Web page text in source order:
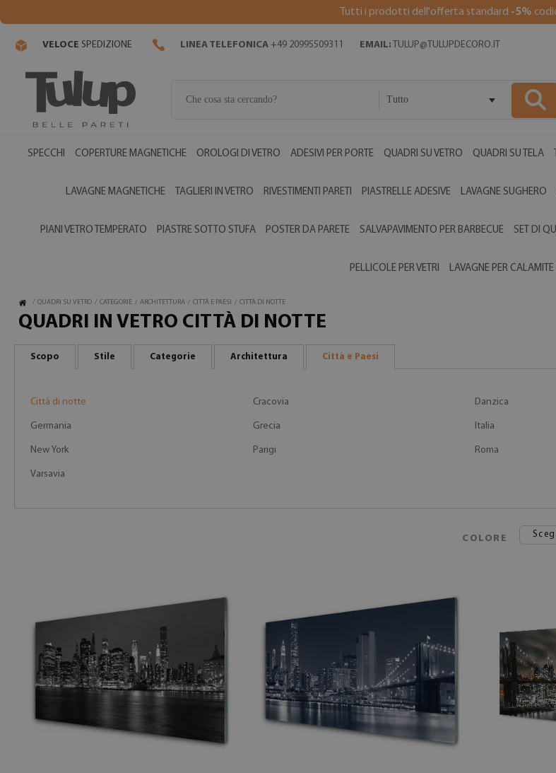
Tutti i prodotti dell'offerta standard -5%
VELOCE SPEDIZIONE LINEA TELEFONICA +49 20995509311 EMAIL: TULUP@TULUPDECORO.IT
Tutto
SPECCHI COPERTURE MAGNETICHE OROLOGI DI VETRO ADESIVI PER PORTE QUADRI SU VETRO QUADRI SU TELA
LAVAGNE MAGNETICHE TAGLIERI IN VETRO RIVESTIMENTI PARETI PIASTRELLE ADESIVE LAVAGNE SUGHERO
PIANI VETRO TEMPERATO PIASTRE SOTTO STUFA POSTER DA PARETE SALVAPAVIMENTO PER BARBECUE SET DI
PELLICOLE PER VETRI LAVAGNE PER
/ QUADRI SU VETRO / CATEGORIE / ARCHITETTURA / CITTÀ E PAESI / CITTÀ DI NOTTE
QUADRI IN VETRO CITTÀ DI NOTTE
Scopo Stile Categorie Architettura Città e Paesi
Città di notte Cracovia Danzica
Germania Grecia Italia
New York Parigi Roma
Varsavia
COLORE